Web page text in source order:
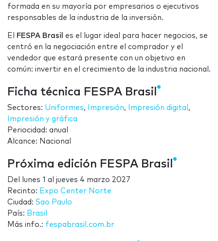
formada en su mayoría por empresarios o ejecutivos
responsables de la industria de la inversión.
El FESPA Brasil
es el lugar ideal para hacer negocios, se
centró en la negociación entre el comprador y el
vendedor que estará presente con un objetivo en
común: invertir en el crecimiento de la industria nacional.
Ficha técnica FESPA Brasil
Sectores: Uniformes, Impresión, Impresión digital ,
Impresión y gráfica
Periocidad: anual
Alcance: Nacional
Próxima edición FESPA Brasil
Del lunes 1 al jueves 4 marzo 2027
Recinto: Expo Center Norte
Ciudad: Sao Paulo
País: Brasil
Más info.: fespabrasil.com.br